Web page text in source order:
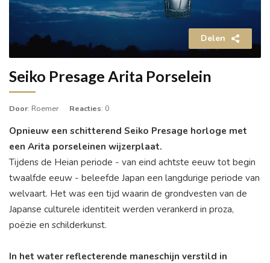
Delen
Seiko Presage Arita Porselein
Door: Roemer Reacties: 0
Opnieuw een schitterend Seiko Presage horloge met
een Arita porseleinen wijzerplaat.
Tijdens de Heian periode - van eind achtste eeuw tot begin
twaalfde eeuw - beleefde Japan een langdurige periode van
welvaart. Het was een tijd waarin de grondvesten van de
Japanse culturele identiteit werden verankerd in proza,
poëzie en schilderkunst.
In het water reflecterende maneschijn verstild in